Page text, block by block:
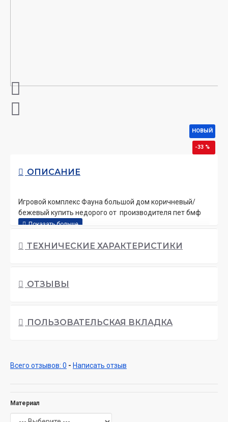
НОВЫЙ
-33 %
ОПИСАНИЕ
Игровой комплекс Фауна большой дом коричневый/
бежевый купить недорого от производителя пет бмф
ТЕХНИЧЕСКИЕ ХАРАКТЕРИСТИКИ
ОТЗЫВЫ
ПОЛЬЗОВАТЕЛЬСКАЯ ВКЛАДКА
Всего отзывов: 0 - Написать отзыв
Материал